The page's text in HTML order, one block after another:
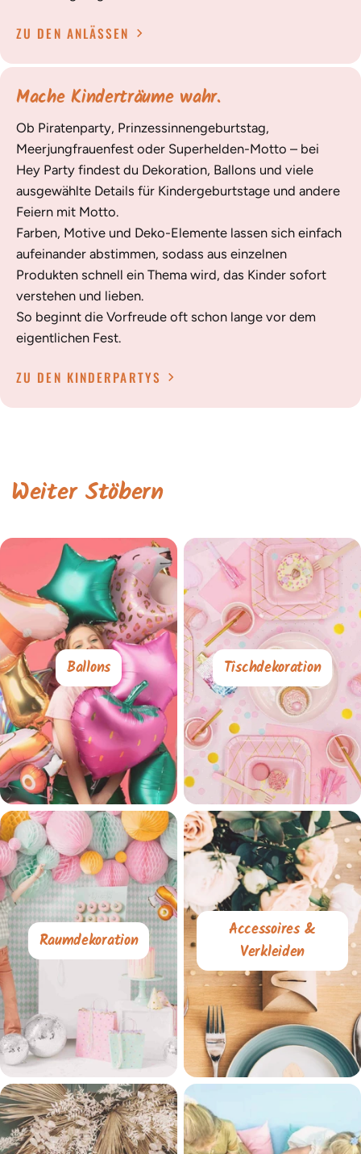
ZU DEN ANLÄSSEN
Mache Kinderträume wahr.
Ob Piratenparty, Prinzessinnengeburtstag,
Meerjungfrauenfest oder Superhelden-Motto – bei
Hey Party findest du Dekoration, Ballons und viele
ausgewählte Details für Kindergeburtstage und andere
Feiern mit Motto.
Farben, Motive und Deko-Elemente lassen sich einfach
aufeinander abstimmen, sodass aus einzelnen
Produkten schnell ein Thema wird, das Kinder sofort
verstehen und lieben.
So beginnt die Vorfreude oft schon lange vor dem
eigentlichen Fest.
ZU DEN KINDERPARTYS
Weiter Stöbern
Ballons Tischdekoration
Raumdekoration
Accessoires &
Verkleiden